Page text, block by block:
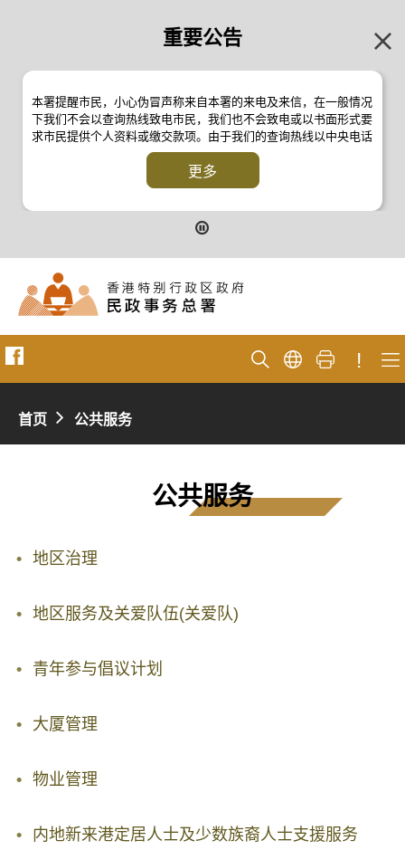
重要公告
本署提醒市民，小心伪冒声称来自本署的来电及来信，在一般情况
下我们不会以查询热线致电市民，我们也不会致电或以书面形式要
求市民提供个人资料或缴交款项。由于我们的查询热线以中央电话
系统操作，本署的来电不会显示电话号码 2835 2500 。如有疑
问，应与本署职员核实或向警方反诈骗协调中心
询热线 18222 查询。详情请浏览以下新闻公报：
二零一九年七月二十六日的新闻公报
二零一七年四月二十八日的新闻公报
二零一七年四月五日的新闻公报
更多
!
首页 公共服务
公共服务
地区治理
地区服务及关爱队伍(关爱队)
青年参与倡议计划
大厦管理
物业管理
内地新来港定居人士及少数族裔人士支援服务